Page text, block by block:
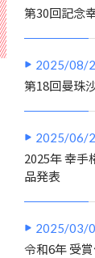
第30回記念
2025/08/
第18回曼珠
2025/06/
2025年 幸
品発表
2025/03/
令和6年 受